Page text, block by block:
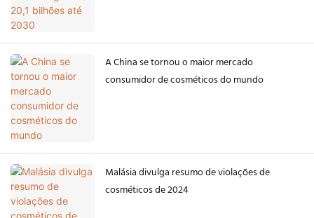
A China se tornou o maior mercado
consumidor de cosméticos do mundo
Malásia divulga resumo de violações de
cosméticos de 2024